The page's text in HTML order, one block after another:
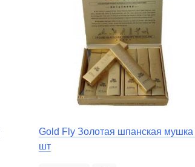
Gold Fly Золотая шпанская мушка
шт